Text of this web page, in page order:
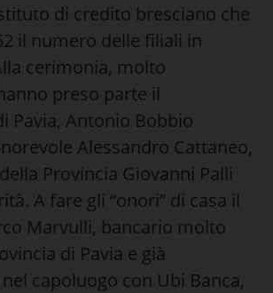
di credito bresciano che
il numero delle filiali in
cerimonia, molto
preso parte il
Pavia, Antonio Bobbio
Alessandro Cattaneo,
Provincia Giovanni Palli
A fare gli “onori” di casa il
Marvulli, bancario molto
di Pavia e già
capoluogo con Ubi Banca,